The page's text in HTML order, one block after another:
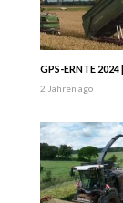
GPS-ERNTE
2 Jahren ago